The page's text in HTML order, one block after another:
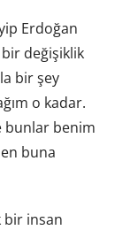
Erdoğan
değişiklik
bir şey
o kadar.
bunlar benim
buna
bir insan